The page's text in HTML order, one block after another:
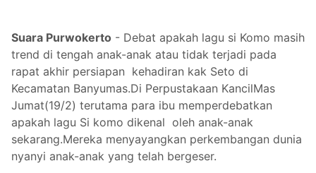
Suara Purwokerto - Debat apakah lagu si Komo masih
trend di tengah anak-anak atau tidak terjadi pada
rapat akhir persiapan kehadiran kak Seto di
Kecamatan Banyumas.Di Perpustakaan KancilMas
Jumat(19/2) terutama para ibu memperdebatkan
apakah lagu Si komo dikenal oleh anak-anak
sekarang.Mereka menyayangkan perkembangan dunia
nyanyi anak-anak yang telah bergeser.